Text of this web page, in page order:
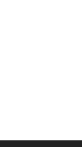
språk lever…